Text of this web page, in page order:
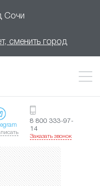
Сочи
сменить город
8 800 333-97-
14
Заказать звонок